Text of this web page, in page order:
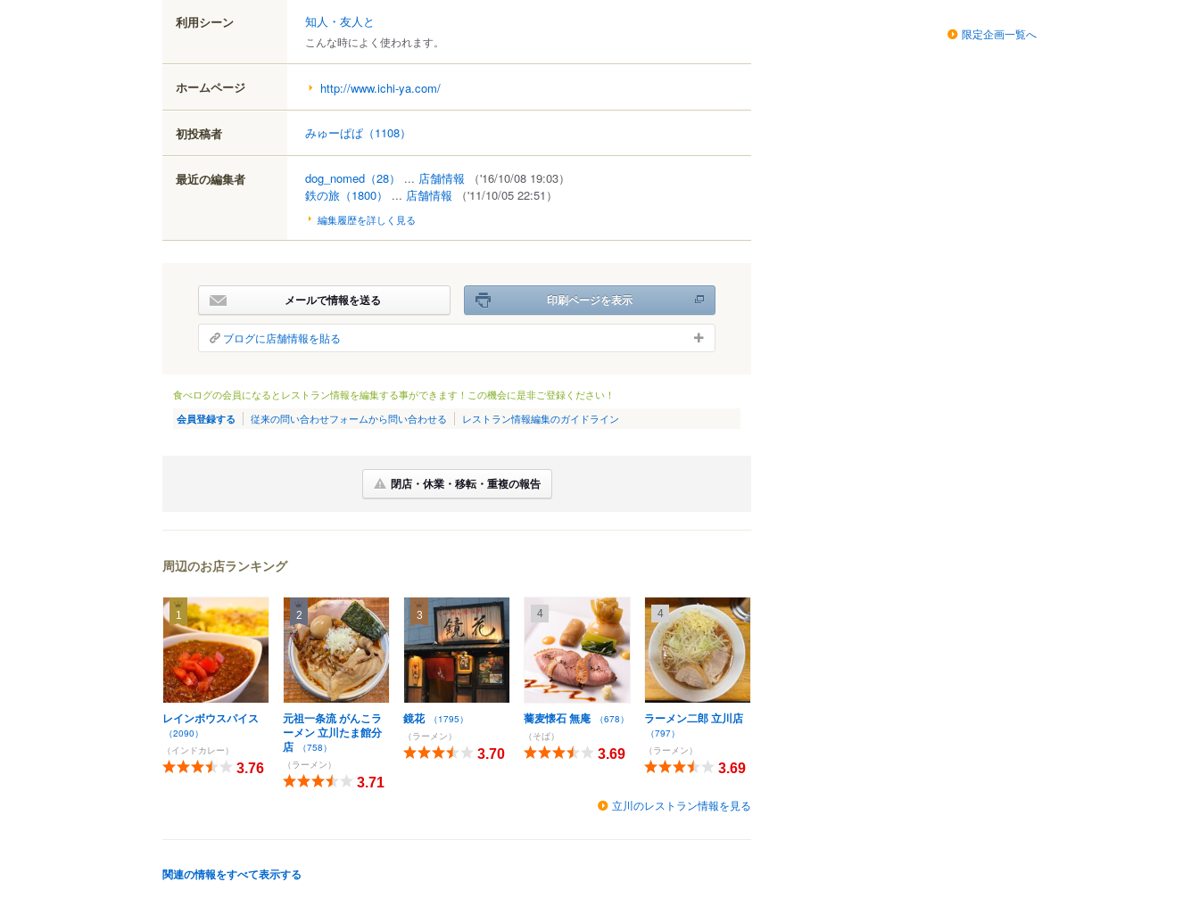
利用シーン 知人・友人と
こんな時によく使われます。
ホームページ http://www.ichi-ya.com/
初投稿者 みゅーぱぱ （1108）
最近の編集者 dog_nomed （28） ... 店舗情報
（'16/10/08 19:03）
鉄の旅 （1800） ... 店舗情報 （'11/10/05 22:51）
編集履歴を詳しく見る
メールで情報を送る 印刷ページを表示
ブログに店舗情報を貼る
食べログの会員になるとレストラン情報を編集する事ができます！この機会に是非ご登録ください！
会員登録する 従来の問い合わせフォームから問い合わせる レストラン情報編集のガイドライン
閉店・休業・移転・重複の報告
周辺のお店ランキング
1
レインボウスパイス
（2090）
（インドカレー）
3.76
2
元祖一条流 がんこラ
ーメン 立川たま館分
店
（758）
（ラーメン）
3.71
3
鏡花
（1795）
（ラーメン）
3.70
4
蕎麦懐石 無庵
（678）
（そば）
3.69
4
ラーメン二郎 立川店
（797）
（ラーメン）
3.69
立川のレストラン情報を見る
関連の情報をすべて表示する
限定企画一覧へ